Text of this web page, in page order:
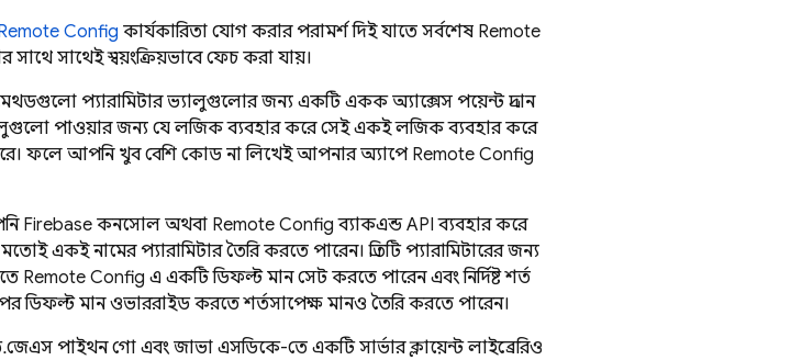
Config কার্যকারিতা যোগ করার পরামর্শ দিই, যাতে সর্বশেষ Remote
সাথে সাথেই স্বয়ংক্রিয়ভাবে ফেচ করা যায়।
প্যারামিটার ভ্যালুগুলোর জন্য একটি একক অ্যাক্সেস পয়েন্ট প্রদান
পাওয়ার জন্য যে লজিক ব্যবহার করে, সেই একই লজিক ব্যবহার করে
ফলে, আপনি খুব বেশি কোড না লিখেই আপনার অ্যাপেRemote Config
Firebase কনসোল অথবা Remote Config ব্যাকএন্ড API ব্যবহার করে
একই নামের প্যারামিটার তৈরি করতে পারেন। প্রতিটি প্যারামিটারের জন্য,
Remote Config এ একটি ডিফল্ট মান সেট করতে পারেন, এবং নির্দিষ্ট শর্ত
ডিফল্ট মান ওভাররাইড করতে শর্তসাপেক্ষ মানও তৈরি করতে পারেন।
পাইথন, গো এবং জাভা এসডিকে-তে একটি সার্ভার ক্লায়েন্ট লাইব্রেরিও